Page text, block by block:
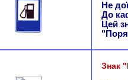
Не
До
Цей
Знак